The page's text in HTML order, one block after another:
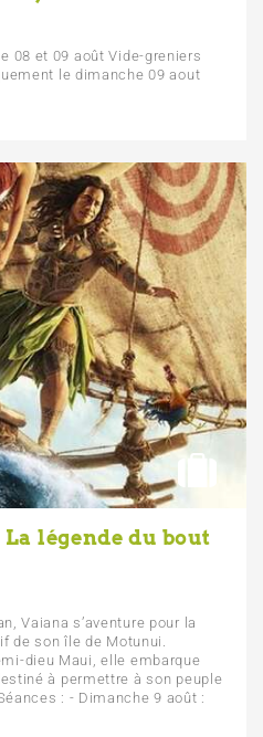
08 et 09 août Vide-greniers
le dimanche 09 aout
légende du bout
Vaiana s’aventure pour la
de son île de Motunui.
dieu Maui, elle embarque
à permettre à son peuple
: - Dimanche 9 août :